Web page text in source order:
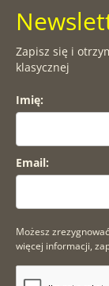
Zapisz się i
klasycznej
Imię:
Email:
Możesz
więcej informacji,